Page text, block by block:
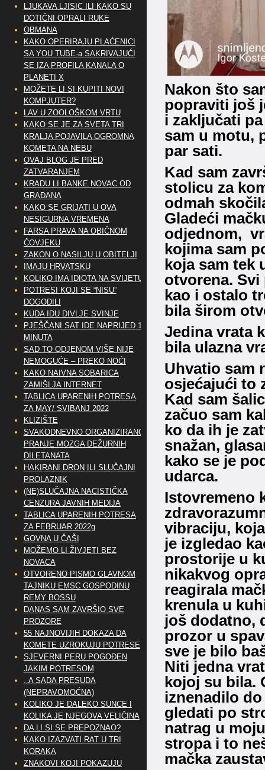
Nakon što
popraviti još
i zaključati
sam u motu,
par sati.
Kad sam
stolicu za
odmah
Gladeći
odjednom,
kojima sam
koja sam tek
otvorena.
kao i ostalo
bila širom
Jedina vrata
bila ulazna
Uhvatio sam
osjećajući to
Kad sam
začuo sam
ko da ih je
snažan,
kako se je
udarca.
Istovremeno
vibraciju,
je izgledao
prostorije u
nikakvog
reagirala
krenula u
još dodatno,
prozor u
sve je bilo
Niti jedna
kojoj su bila.
iznenadilo
gledati po
natrag u
stropa i to
mačka
LJUKAVA LJISIC ILI KAKO SU
DOTIČNI OPRALI RUKE
OBMANA
KAKO OPERIRAJU PLAĆENICI
SA YOU TUBE-a SAKRIVAJUĆI
SE IZA PROFILA KANALA O
PLANETI X
MOŽETE LI SI KUPITI NOVI
KOMPJUTER?
LAV U ZOOLOŠKOM VRTU
KAKO SE JE ZA SVETA TRI
KRALJA POJAVILA OGROMNA
KOMETA NA NEBU
OVAJ BLOG JE PRED
ZATVARANJEM
KRADU LI BANKE NOVAC OD
GRAĐANA
KAKO SE GRIJATI U OVA
NESIGURNA VREMENA
FARSA PRAVA NA OBIČNOM
ČOVJEKU
ZAKON O NASILJU U OBITELJI
IMAJU HRVATSKU
KOLIKO IMA IDIOTA NA SVIJETU?
POTRESI KOJI SE “NISU”
DOGODILI
KUDA IDU DIVLJE SVINJE
PJEŠČANI SAT IDE NAPRIJED 10
MINUTA
SAD TO ODJENOM VIŠE NIJE
NEMOGUĆE – PREKO NOĆI
KAKO NAIVNA SOBARICA
ZAMIŠLJA INTERNET
TABLICA UPARENIH POTRESA
ZA MAY/ SVIBANJ 2022
KLIZIŠTE
SVAKODNEVNO ORGANIZIRANO
PRANJE MOZGA DEŽURNIH
DILETANATA
HAKIRANI DRON ILI SLUČAJNI
PROLAZNIK
(NE)SLUČAJNA NACISTIČKA
CENZURA JAVNIH MEDIJA
TABLICA UPARENIH POTRESA
ZA FEBRUAR 2022g
GOVNA U ČAŠI
MOŽEMO LI ŽIVJETI BEZ
NOVACA
OTVORENO PISMO GLAVNOM
TAJNIKU EMSC GOSPODINU
REMY BOSSU
DANAS SAM ZAVRŠIO SVE
PROZORE
55 NAJNOVIJIH DOKAZA DA
KOMETE UZROKUJU POTRESE
SJEVERNI PERU POGOĐEN
JAKIM POTRESOM
..A SADA PRESUDA
(NEPRAVOMOĆNA)
KOLIKO JE DALEKO SUNCE I
KOLIKA JE NJEGOVA VELIČINA
DA LI SI SE PREPOZNAO?
KAKO IZAZVATI RAT U TRI
KORAKA
ZNAKOVI KOJI POKAZUJU